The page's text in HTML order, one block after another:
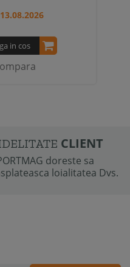
13.08.2026
in cos
CLIENT
doreste sa
loialitatea Dvs.